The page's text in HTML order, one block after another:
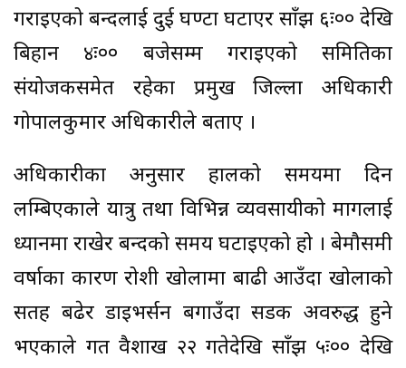
गराइएको बन्दलाई दुई घण्टा घटाएर साँझ ६ः०० देखि
बिहान ४ः०० बजेसम्म गराइएको समितिका
संयोजकसमेत रहेका प्रमुख जिल्ला अधिकारी
गोपालकुमार अधिकारीले बताए ।
अधिकारीका अनुसार हालको समयमा दिन
लम्बिएकाले यात्रु तथा विभिन्न व्यवसायीको मागलाई
ध्यानमा राखेर बन्दको समय घटाइएको हो । बेमौसमी
वर्षाका कारण रोशी खोलामा बाढी आउँदा खोलाको
सतह बढेर डाइभर्सन बगाउँदा सडक अवरुद्ध हुने
भएकाले गत वैशाख २२ गतेदेखि साँझ ५ः०० देखि